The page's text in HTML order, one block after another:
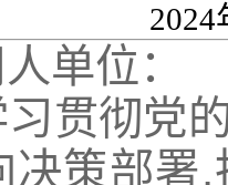
单位：
贯彻党
决策部署